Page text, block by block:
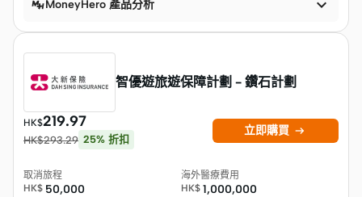
MoneyHero 產品分析 
智優遊旅遊保障計劃 - 鑽石計劃
HK$219.97
HK$293.29 25% 折扣
立即購買 
取消旅程
HK$ 50,000
海外醫療費用
HK$ 1,000,000